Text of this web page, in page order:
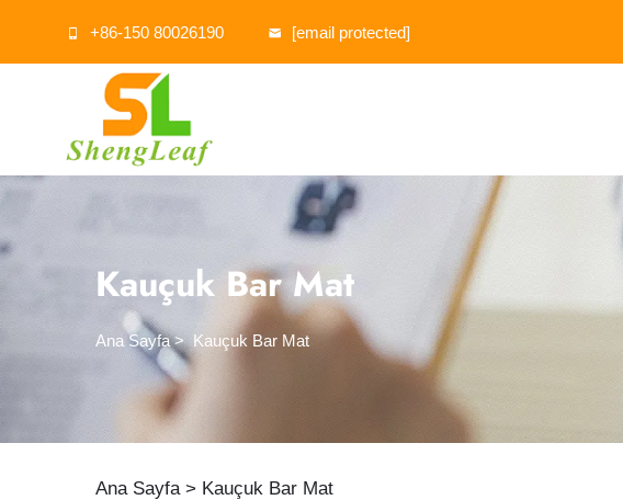
+86-150 80026190 [email protected]
Kauçuk Bar Mat
Ana Sayfa> Kauçuk Bar Mat
Ana Sayfa > Kauçuk Bar Mat